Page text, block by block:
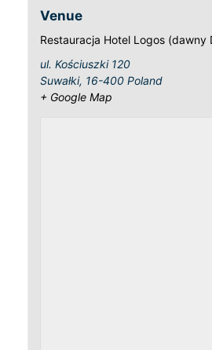
Venue
Restauracja Hotel Logos (dawny
ul. Kościuszki 120
Suwałki, 16-400 Poland
+ Google Map